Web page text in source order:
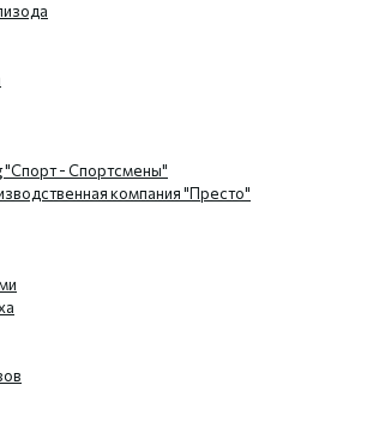
"Спорт - Спортсмены"
компания "Престо"